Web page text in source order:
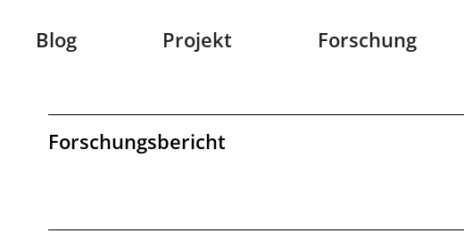
Blog Projekt Forschung
Forschungsbericht